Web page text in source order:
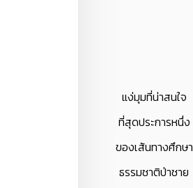
แง่มุมที่น่าสนใจ
ที่สุดประการหนึ่ง
ของเส้นทางศึกษา
ธรรมชาติป่าชาย